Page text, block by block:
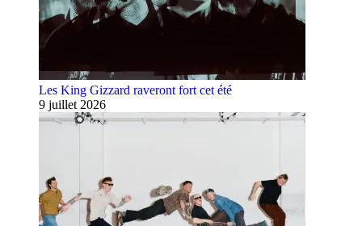
Les King Gizzard raveront fort cet été
9 juillet 2026